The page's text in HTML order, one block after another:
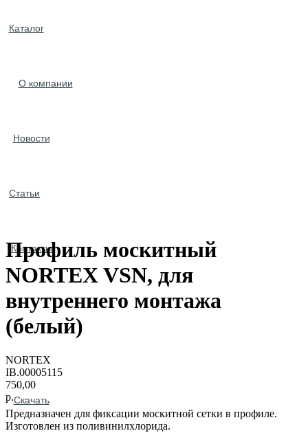
Каталог
О компании
Новости
Статьи
Контакты
Скачать
Профиль москитный
NORTEX VSN, для
внутреннего монтажа
(белый)
NORTEX
IB.00005115
750,00
р.
Предназначен для фиксации москитной сетки в профиле.
Изготовлен из поливинилхлорида.